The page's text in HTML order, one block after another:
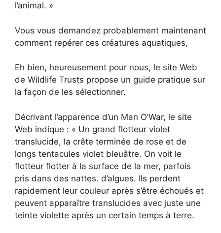
l’animal. »
Vous vous demandez probablement maintenant
comment repérer ces créatures aquatiques,
Eh bien, heureusement pour nous, le site Web
de Wildlife Trusts propose un guide pratique sur
la façon de les sélectionner.
Décrivant l’apparence d’un Man O’War, le site
Web indique : « Un grand flotteur violet
translucide, la crête terminée de rose et de
longs tentacules violet bleuâtre. On voit le
flotteur flotter à la surface de la mer, parfois
pris dans des nattes. d’algues. Ils perdent
rapidement leur couleur après s’être échoués et
peuvent apparaître translucides avec juste une
teinte violette après un certain temps à terre.